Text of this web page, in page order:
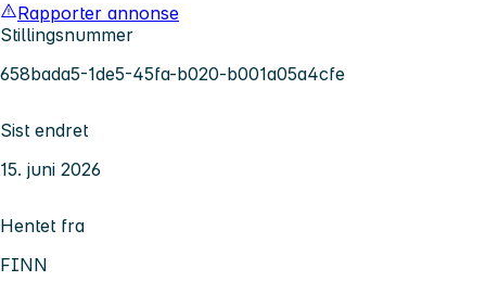
Rapporter annonse
Stillingsnummer
658bada5-1de5-45fa-b020-b001a05a4cfe
Sist endret
15. juni 2026
Hentet fra
FINN